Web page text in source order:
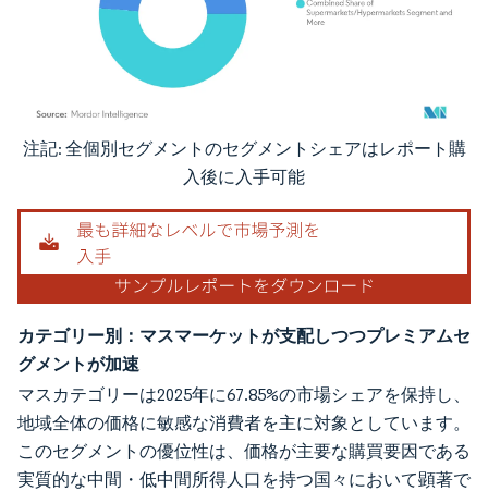
画像 © Mordor Intelligence。再利用にはCC BY 4.0の表示が必要です。
注記: 全個別セグメントのセグメントシェアはレポート購
入後に入手可能
カテゴリー別：マスマーケットが支配しつつプレミアムセ
グメントが加速
マスカテゴリーは2025年に67.85%の市場シェアを保持し、
地域全体の価格に敏感な消費者を主に対象としています。
このセグメントの優位性は、価格が主要な購買要因である
実質的な中間・低中間所得人口を持つ国々において顕著で